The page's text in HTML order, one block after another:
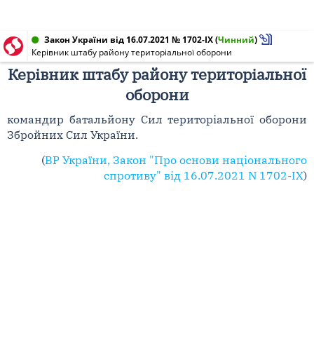
Закон України від 16.07.2021 № 1702-IX(Чинний)
Керівник штабу району територіальної оборони